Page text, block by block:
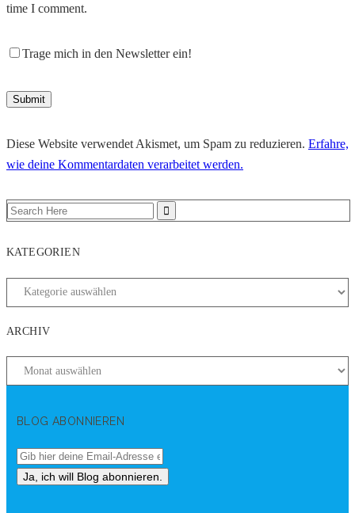
time I comment.
Trage mich in den Newsletter ein!
Diese Website verwendet Akismet, um Spam zu reduzieren. Erfahre,
wie deine Kommentardaten verarbeitet werden.
KATEGORIEN
ARCHIV
BLOG ABONNIEREN